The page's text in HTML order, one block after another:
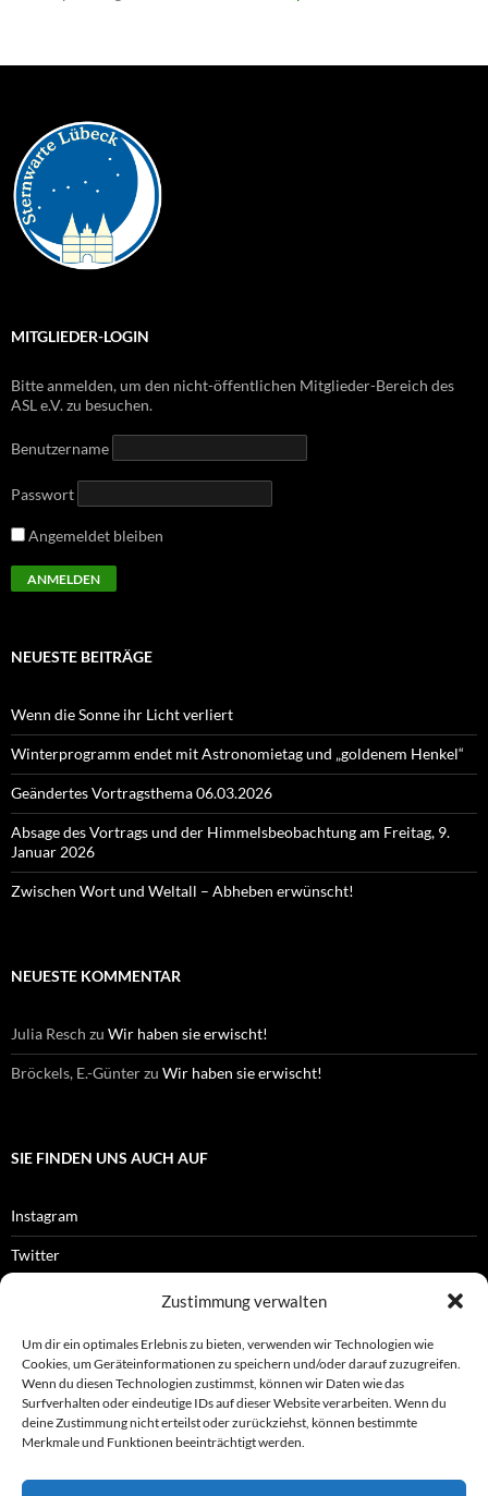
Zustimmung verwalten
Um dir ein optimales Erlebnis zu bieten, verwenden wir Technologien wie
Cookies, um Geräteinformationen zu speichern und/oder darauf zuzugreifen.
Wenn du diesen Technologien zustimmst, können wir Daten wie das
Surfverhalten oder eindeutige IDs auf dieser Website verarbeiten. Wenn du
deine Zustimmung nicht erteilst oder zurückziehst, können bestimmte
Merkmale und Funktionen beeinträchtigt werden.
MITGLIEDER-LOGIN
Bitte anmelden, um den nicht-öffentlichen Mitglieder-Bereich des
ASL e.V. zu besuchen.
Benutzername
Passwort
Angemeldet bleiben
NEUESTE BEITRÄGE
Wenn die Sonne ihr Licht verliert
Winterprogramm endet mit Astronomietag und „goldenem Henkel“
Geändertes Vortragsthema 06.03.2026
Absage des Vortrags und der Himmelsbeobachtung am Freitag, 9.
Januar 2026
Zwischen Wort und Weltall – Abheben erwünscht!
NEUESTE KOMMENTAR
Julia Resch zu Wir haben sie erwischt!
Bröckels, E.-Günterzu Wir haben sie erwischt!
SIE FINDEN UNS AUCH AUF
Instagram
Twitter
OFFIZIELLES
Impressum